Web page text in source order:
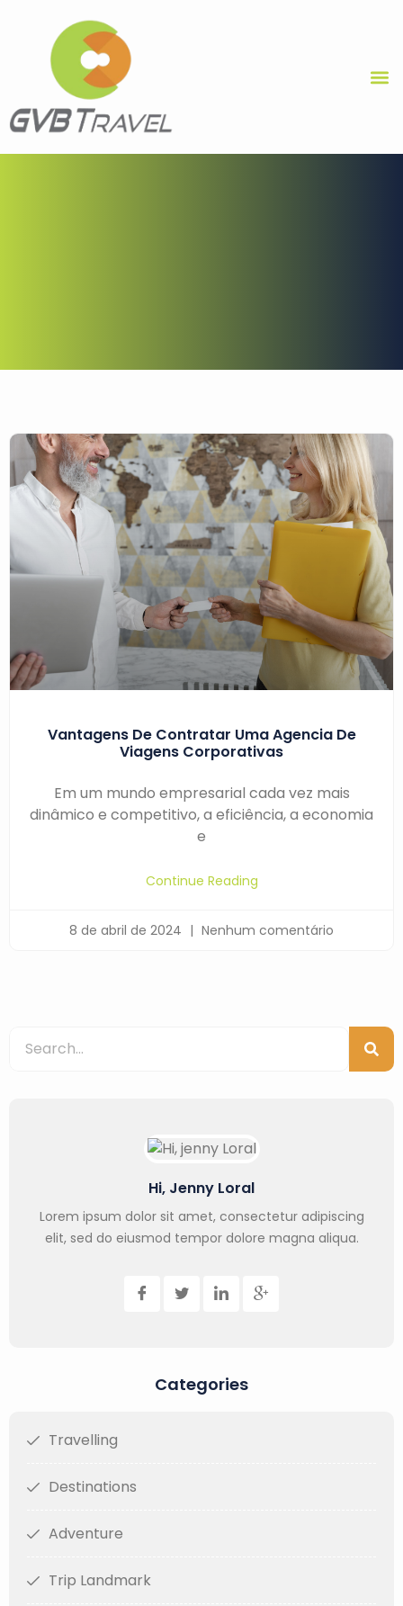
Vantagens De Contratar Uma Agencia De
Viagens Corporativas
Em um mundo empresarial cada vez mais
dinâmico e competitivo, a eficiência, a economia
e
Continue Reading
8 de abril de 2024 Nenhum comentário
Hi, Jenny Loral
Lorem ipsum dolor sit amet, consectetur adipiscing
elit, sed do eiusmod tempor dolore magna aliqua.
Categories
Travelling
Destinations
Adventure
Trip Landmark